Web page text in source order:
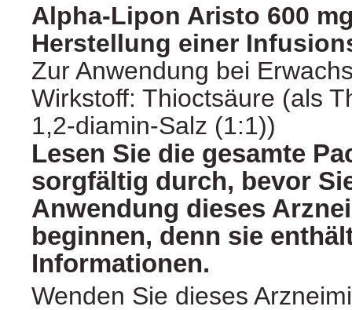
Alpha-Lipon Aristo 600
Herstellung einer
Zur Anwendung bei
Wirkstoff: Thioctsäure (als
1,2-diamin-Salz (1:1))
Lesen Sie die gesamte
sorgfältig durch, bevor
Anwendung dieses
beginnen, denn sie
Informationen.
Wenden Sie dieses